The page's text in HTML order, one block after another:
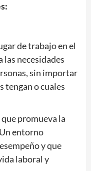
de trabajo en el
las necesidades
sin importar
tengan o cuales
promueva la
entorno
y que
laboral y